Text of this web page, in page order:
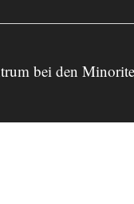
bei den